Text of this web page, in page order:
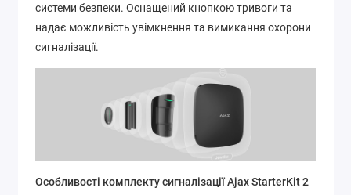
системи безпеки. Оснащений кнопкою тривоги та
надає можливість увімкнення та вимикання охорони
сигналізації.
Особливості комплекту сигналізації Ajax StarterKit 2